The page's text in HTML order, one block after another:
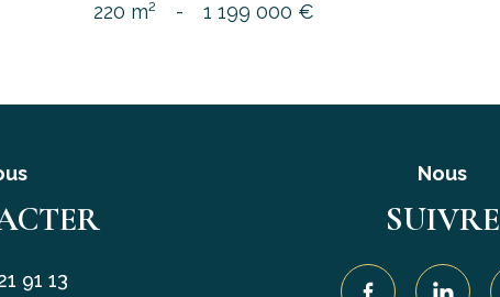
220 m² - 1 199 000 €
91 13
Nous
SUIVRE